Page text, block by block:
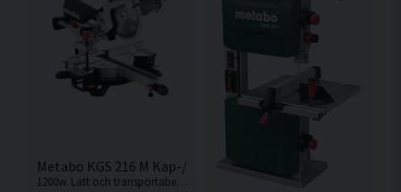
Metabo KGS 216 M Kap-/gersåg 216MM (1200W)
1200w. Lätt och transportabel kap-/gersåg med hög sågkapacitet och skugglinjemarkör.